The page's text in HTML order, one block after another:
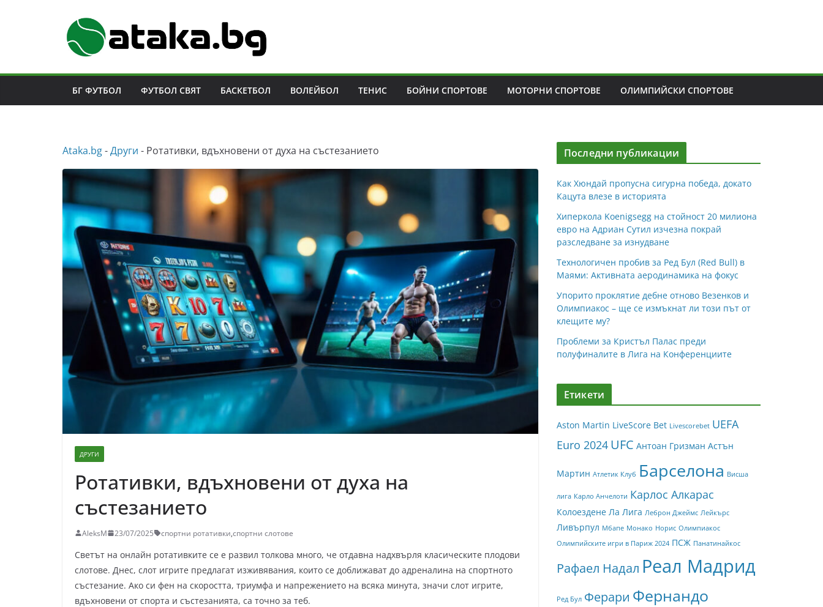
БГ ФУТБОЛ ФУТБОЛ СВЯТ БАСКЕТБОЛ ВОЛЕЙБОЛ ТЕНИС БОЙНИ СПОРТОВЕ МОТОРНИ СПОРТОВЕ ОЛИМПИЙСКИ СПОРТОВЕ
Аtaka.bg-Други - Ротативки, вдъхновени от духа на състезанието
ДРУГИ
Ротативки, вдъхновени от духа на
състезанието
AleksM 23/07/2025 спортни ротативки,спортни слотове
Светът на онлайн ротативките се е развил толкова много, че отдавна надхвърля класическите плодови
слотове. Днес, слот игрите предлагат изживявания, които се доближават до адреналина на спортното
състезание. Ако си фен на скоростта, триумфа и напрежението на всяка минута, значи слот игрите,
вдъхновени от спорта и състезанията, са точно за теб.
Последни публикации
Как Хюндай пропусна сигурна победа, докато
Кацута влезе в историята
Хиперкола Koenigsegg на стойност 20 милиона
евро на Адриан Сутил изчезна покрай
разследване за изнудване
Технологичен пробив за Ред Бул (Red Bull) в
Маями: Активната аеродинамика на фокус
Упорито проклятие дебне отново Везенков и
Олимпиакос – ще се измъкнат ли този път от
клещите му?
Проблеми за Кристъл Палас преди
полуфиналите в Лига на Конференциите
Етикети
Aston Martin LiveScore Bet Livescorebet UEFA
Euro 2024 UFC Антоан Гризман Астън
Мартин Атлетик Клуб Барселона Висша
лига Карло Анчелоти Карлос Алкарас
Колоездене Ла Лига Леброн Джеймс Лейкърс
Ливърпул Мбапе Монако Норис Олимпиакос
Олимпийските игри в Париж 2024 ПСЖ Панатинайкос
Рафаел Надал Реал Мадрид
Ред Бул Ферари Фернандо